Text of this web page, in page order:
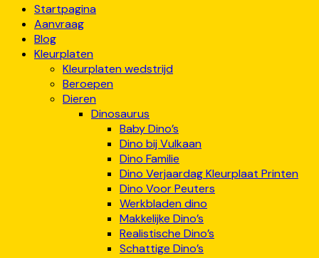
Startpagina
Aanvraag
Blog
Kleurplaten
Kleurplaten wedstrijd
Beroepen
Dieren
Dinosaurus
Baby Dino’s
Dino bij Vulkaan
Dino Familie
Dino Verjaardag Kleurplaat Printen
Dino Voor Peuters
Werkbladen dino
Makkelijke Dino’s
Realistische Dino’s
Schattige Dino’s